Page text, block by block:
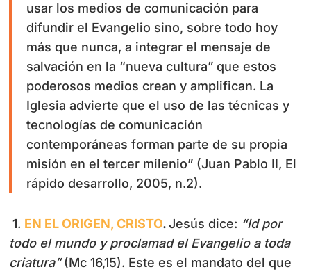
usar los medios de comunicación para
difundir el Evangelio sino, sobre todo hoy
más que nunca, a integrar el mensaje de
salvación en la “nueva cultura” que estos
poderosos medios crean y amplifican. La
Iglesia advierte que el uso de las técnicas y
tecnologías de comunicación
contemporáneas forman parte de su propia
misión en el tercer milenio” (Juan Pablo II, El
rápido desarrollo, 2005, n.2).
1. EN EL ORIGEN, CRISTO.Jesús dice: “Id por
todo el mundo y proclamad el Evangelio a toda
criatura”(Mc 16,15). Este es el mandato del que